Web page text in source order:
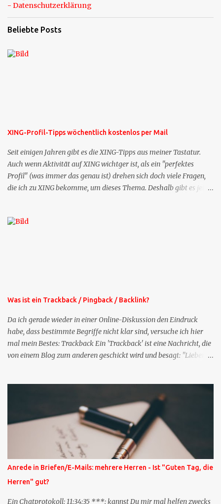
- Datenschutzerklärung
Beliebte Posts
XING-Profil-Tipps wöchentlich kostenlos per Mail
Seit einigen Jahren gibt es die XING-Tipps aus meiner Tastatur.
Auch wenn Aktivität auf XING wichtger ist, als ein "perfektes
Profil" (was immer das genau ist) drehen sich doch viele Fragen,
die ich zu XING bekomme, um dieses Thema. Deshalb gibt es jetzt
bekommen Sie kostenlos eine weitere Folge. Die Startsequenz ist 16
Was ist ein Trackback / Pingback / Backlink?
Da ich gerade wieder in einer Online-Diskussion den Eindruck
habe, dass bestimmte Begriffe nicht klar sind, versuche ich hier
mal mein Bestes: Trackback Ein 'Trackback' ist eine Nachricht, die
von einem Blog zum anderen geschickt wird und besagt: "Lieber
was ich zu deinem Inhalt zu sagen hatte." Diese
Nachrichtenfunktion wird 'angestoßen' in dem 'mein' Blog an die
'TrackbackURL' des Anderen einen 'Ping' schickt, d.h. ein paar
Parameter übergibt (URL meines Eintrags, Kurzzitat meines
Beitrags). Praktisch muss man nichts Anderes tun, als die
TrackbackURL beim Schreiben meines Beitrags in ein bestimmtes
Feld in meinem 'Blog-Redaktionssystem' einzufügen. Trackbacks
und TrackbackURLs sind heute recht selten. Das Trackback-
Verfahren wurde wei...
Anrede in Briefen/E-Mails: mehrere Herren - Ist "Guten Tag, die
Herren" gut?
Ein Chatprotokoll: 11:34:35 ***: kannst Du mir mal helfen zwecks